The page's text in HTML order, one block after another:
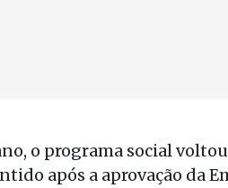
o programa social
após a aprovação da